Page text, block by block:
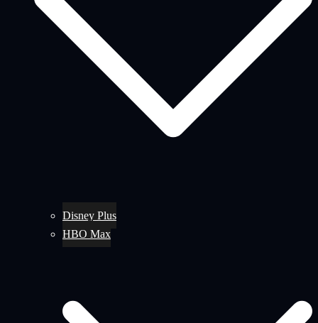
Disney Plus
HBO Max